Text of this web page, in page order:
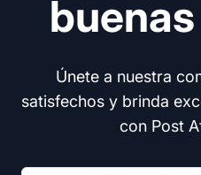
Únete a nuestra
satisfechos y brinda
con Post